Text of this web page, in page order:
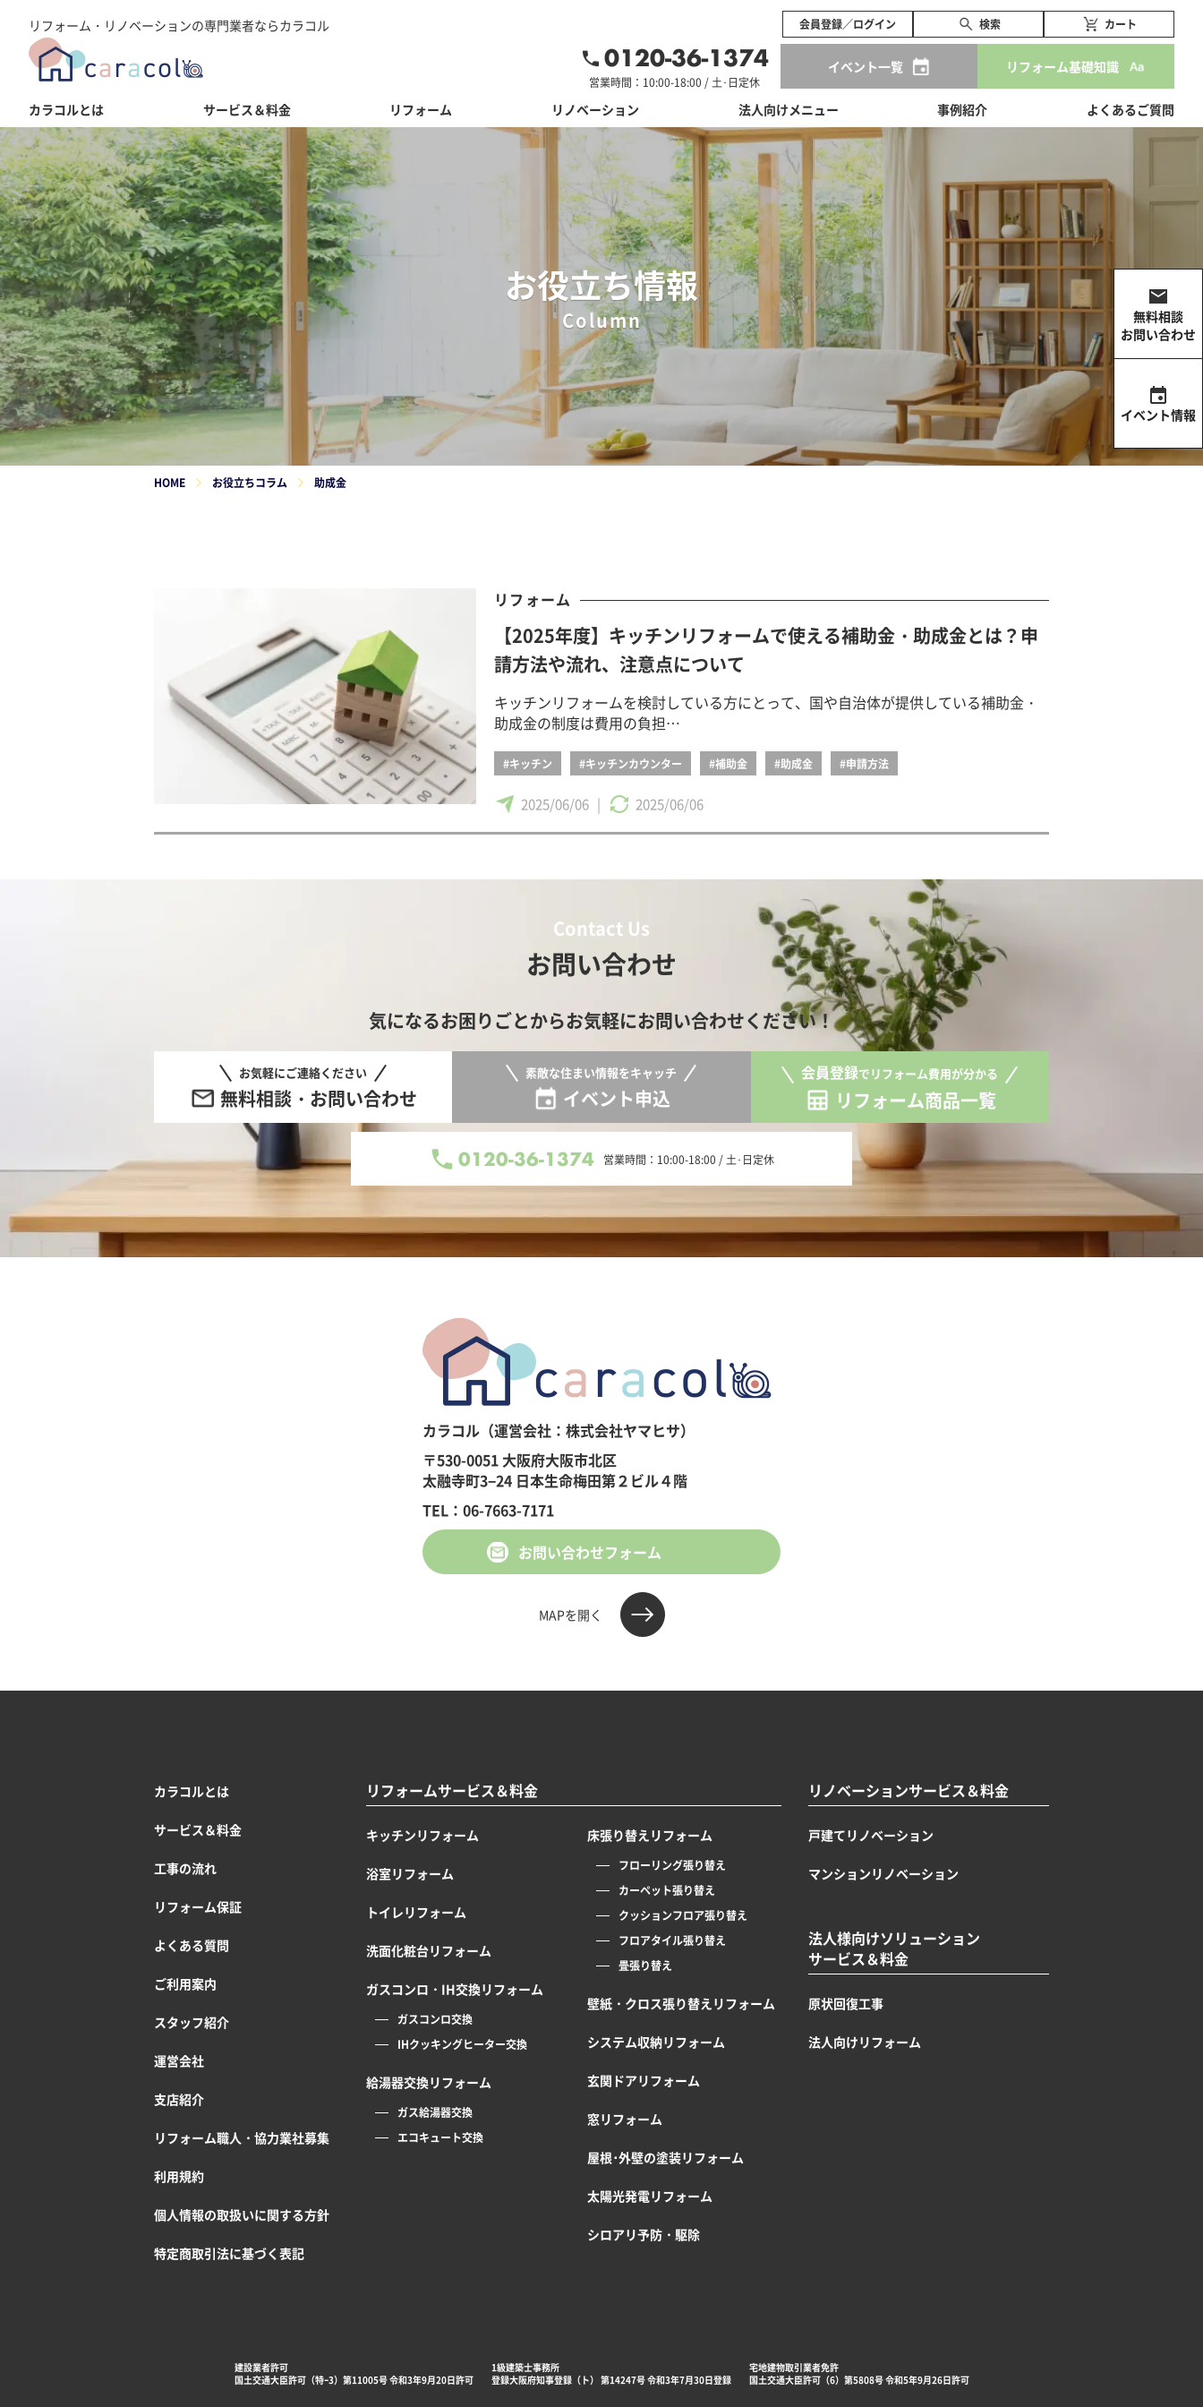
リフォーム・リノベーションの専門業者ならカラコル 会員登録／ログイン 検索 カート
0120-36-1374
営業時間：10:00-18:00 / 土･日定休
イベント一覧 リフォーム基礎知識
カラコルとは サービス＆料金 リフォーム リノベーション 法人向けメニュー 事例紹介 よくあるご質問
お役立ち情報
Column
HOME お役立ちコラム 助成金
リフォーム
【2025年度】キッチンリフォームで使える補助金・助成金とは？申
請方法や流れ、注意点について
キッチンリフォームを検討している方にとって、国や自治体が提供している補助金・
助成金の制度は費用の負担…
#キッチン #キッチンカウンター #補助金 #助成金 #申請方法
2025/06/06 | 2025/06/06
Contact Us
お問い合わせ
気になるお困りごとからお気軽にお問い合わせください！
お気軽にご連絡ください
無料相談・お問い合わせ
素敵な住まい情報をキャッチ
イベント申込
会員登録でリフォーム費用が分かる
リフォーム商品一覧
0120-36-1374 営業時間：10:00-18:00 / 土･日定休
カラコル（運営会社：株式会社ヤマヒサ）
〒530-0051 大阪府大阪市北区
太融寺町3−24 日本生命梅田第２ビル４階
TEL：06-7663-7171
お問い合わせフォーム
MAPを開く
カラコルとは
サービス＆料金
工事の流れ
リフォーム保証
よくある質問
ご利用案内
スタッフ紹介
運営会社
支店紹介
リフォーム職人・協力業社募集
利用規約
個人情報の取扱いに関する方針
特定商取引法に基づく表記
リフォームサービス＆料金
キッチンリフォーム
浴室リフォーム
トイレリフォーム
洗面化粧台リフォーム
ガスコンロ・IH交換リフォーム
ガスコンロ交換
IHクッキングヒーター交換
給湯器交換リフォーム
ガス給湯器交換
エコキュート交換
床張り替えリフォーム
フローリング張り替え
カーペット張り替え
クッションフロア張り替え
フロアタイル張り替え
畳張り替え
壁紙・クロス張り替えリフォーム
システム収納リフォーム
玄関ドアリフォーム
窓リフォーム
屋根･外壁の塗装リフォーム
太陽光発電リフォーム
シロアリ予防・駆除
リノベーションサービス＆料金
戸建てリノベーション
マンションリノベーション
法人様向けソリューション
サービス＆料金
原状回復工事
法人向けリフォーム
建設業者許可
国土交通大臣許可（特ｰ3）第11005号 令和3年9月20日許可
1級建築士事務所
登録大阪府知事登録（ト） 第14247号 令和3年7月30日登録
宅地建物取引業者免許
国土交通大臣許可（6）第5808号 令和5年9月26日許可
無料相談
お問い合わせ
イベント情報